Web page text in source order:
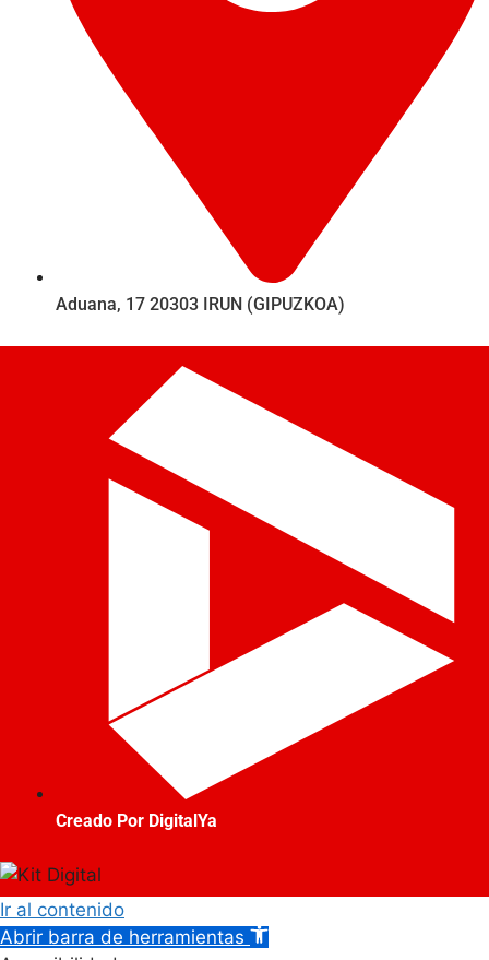
Aduana, 17 20303 IRUN (GIPUZKOA)
Creado Por DigitalYa
Ir al contenido
Abrir barra de herramientas